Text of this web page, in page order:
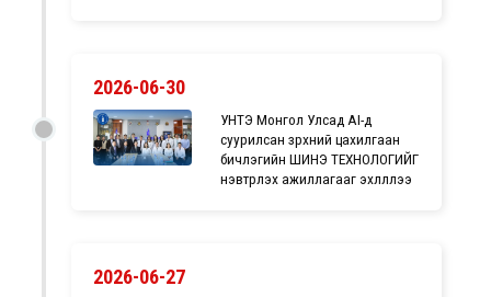
2026-06-30
УНТЭ Монгол Улсад AI-д
суурилсан зүрхний цахилгаан
бичлэгийн ШИНЭ ТЕХНОЛОГИЙГ
нэвтрүүлэх ажиллагааг эхлүүллээ
2026-06-27